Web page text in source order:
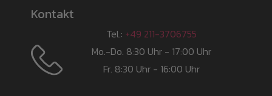
Kontakt
Tel.: +49 211-3706755
Mo.-Do. 8:30 Uhr - 17:00 Uhr
Fr. 8:30 Uhr - 16:00 Uhr